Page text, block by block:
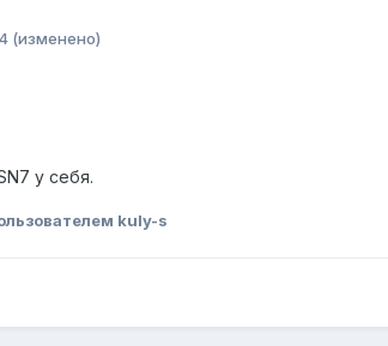
(изменено)
у себя.
kuly-s